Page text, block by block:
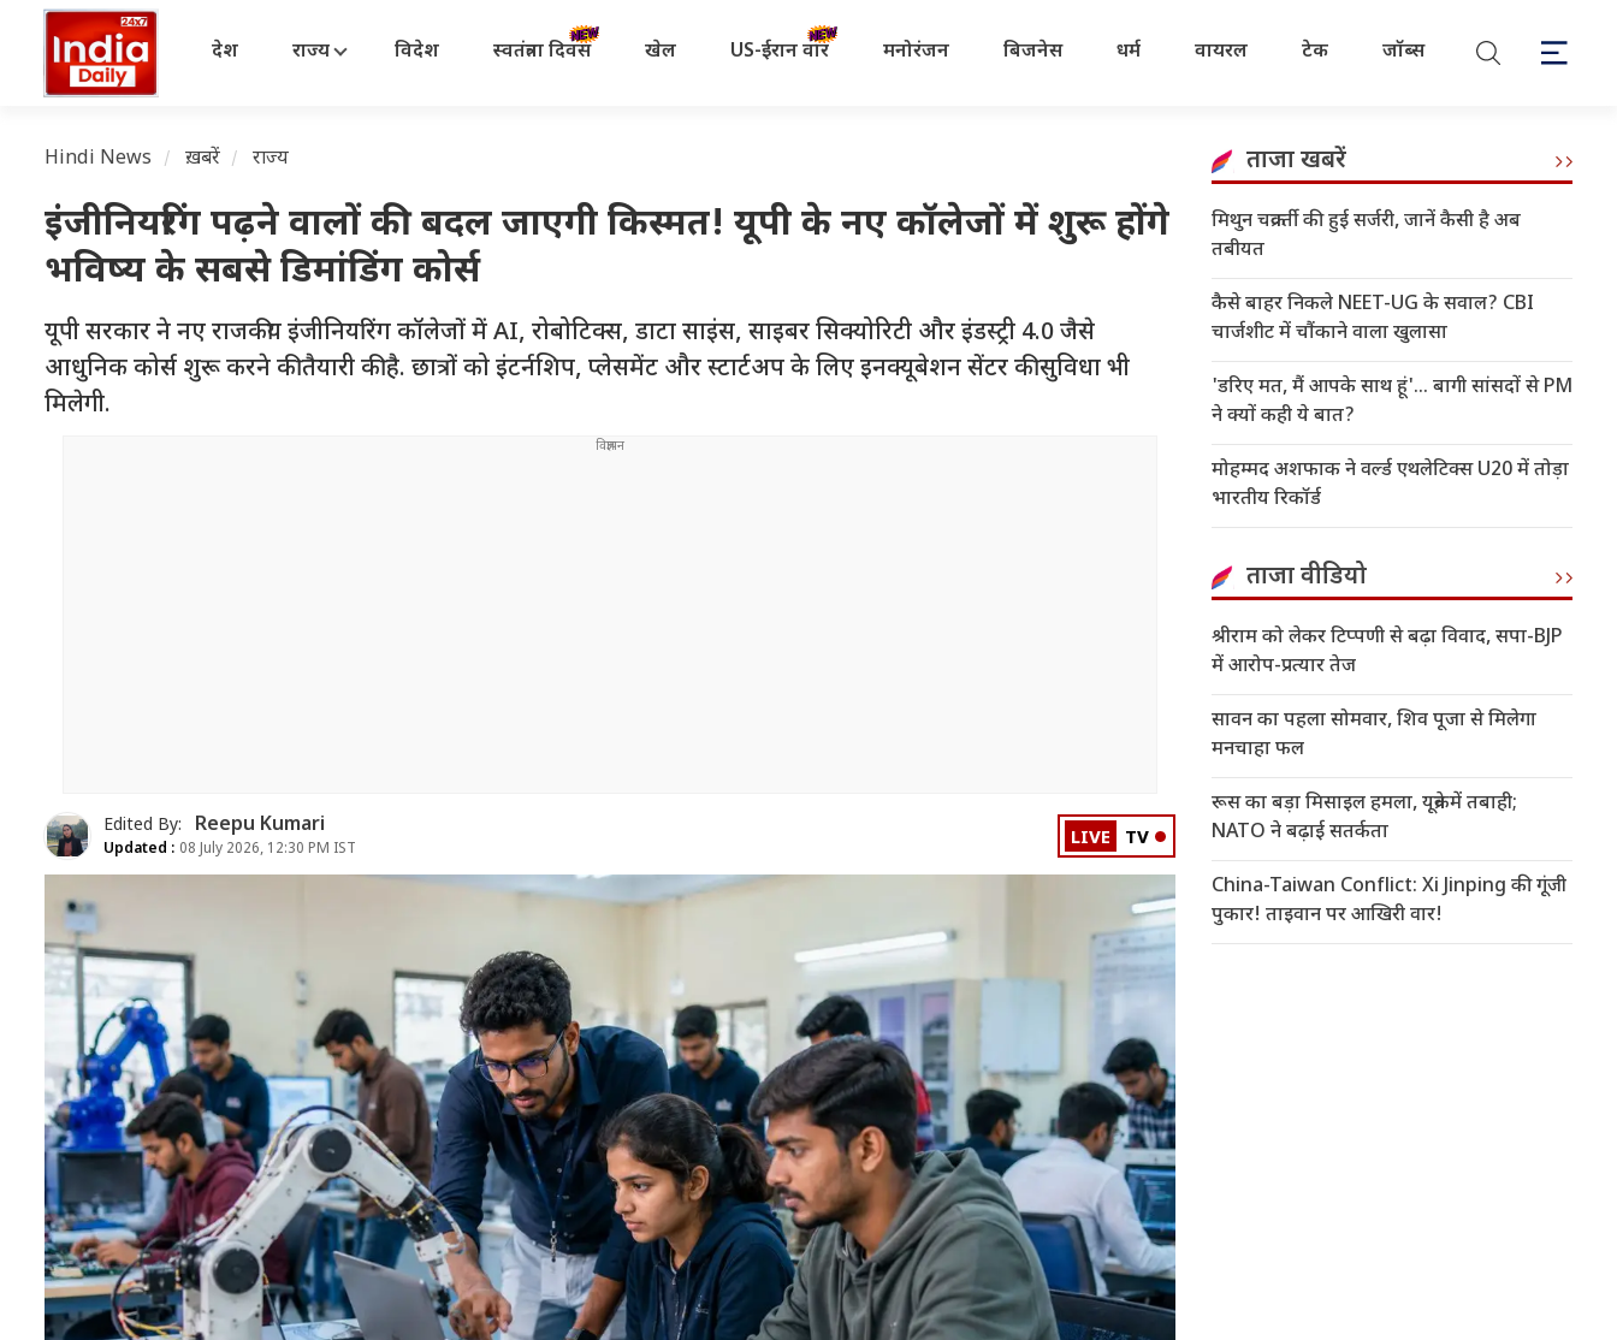
देश राज्य विदेश स्वतंत्रता दिवस खेल US-ईरान वॉर मनोरंजन बिजनेस धर्म वायरल टेक जॉब्स
Hindi News ख़बरें राज्य
इंजीनियरिंग पढ़ने वालों की बदल जाएगी किस्मत! यूपी के नए कॉलेजों में शुरू होंगे
भविष्य के सबसे डिमांडिंग कोर्स
यूपी सरकार ने नए राजकीय इंजीनियरिंग कॉलेजों में AI, रोबोटिक्स, डाटा साइंस, साइबर सिक्योरिटी और इंडस्ट्री 4.0 जैसे
आधुनिक कोर्स शुरू करने की तैयारी की है. छात्रों को इंटर्नशिप, प्लेसमेंट और स्टार्टअप के लिए इनक्यूबेशन सेंटर की सुविधा भी
मिलेगी.
Edited By: Reepu Kumari
Updated : 08 July 2026, 12:30 PM IST LIVE TV
ताजा खबरें
मिथुन चक्रवर्ती की हुई सर्जरी, जानें कैसी है अब
तबीयत
कैसे बाहर निकले NEET-UG के सवाल? CBI
चार्जशीट में चौंकाने वाला खुलासा
'डरिए मत, मैं आपके साथ हूं'... बागी सांसदों से PM
ने क्यों कही ये बात?
मोहम्मद अशफाक ने वर्ल्ड एथलेटिक्स U20 में तोड़ा
भारतीय रिकॉर्ड
ताजा वीडियो
श्रीराम को लेकर टिप्पणी से बढ़ा विवाद, सपा-BJP
में आरोप-प्रत्यार तेज
सावन का पहला सोमवार, शिव पूजा से मिलेगा
मनचाहा फल
रूस का बड़ा मिसाइल हमला, यूक्रेन में तबाही;
NATO ने बढ़ाई सतर्कता
China-Taiwan Conflict: Xi Jinping की गूंजी
पुकार! ताइवान पर आखिरी वार!